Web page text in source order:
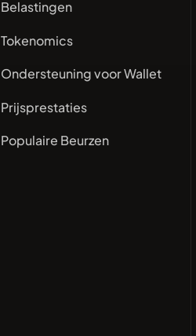
Belastingen
Tokenomics
Ondersteuning voor Wallet
Prijsprestaties
Populaire Beurzen